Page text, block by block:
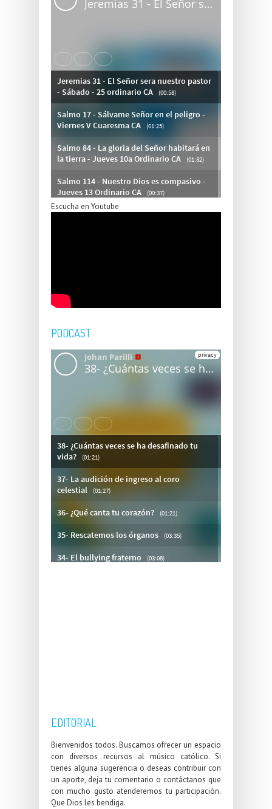
Escucha en Youtube
PODCAST
EDITORIAL
Bienvenidos todos. Buscamos ofrecer un espacio
con diversos recursos al músico católico. Si
tienes alguna sugerencia o deseas contribuir con
un aporte, deja tu comentario o contáctanos que
con mucho gusto atenderemos tu participación.
Que Dios les bendiga.